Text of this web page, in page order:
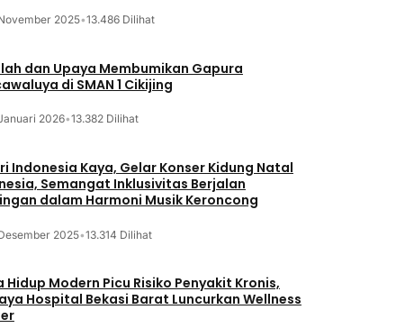
2025•13.486 Dilihat
dan Upaya Membumikan Gapura
di SMAN 1 Cikijing
2026•13.382 Dilihat
Indonesia Kaya, Gelar Konser Kidung Natal
Semangat Inklusivitas Berjalan
dalam Harmoni Musik Keroncong
2025•13.314 Dilihat
Hidup Modern Picu Risiko Penyakit Kronis,
Hospital Bekasi Barat Luncurkan Wellness